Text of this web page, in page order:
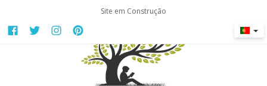
Site em Construção